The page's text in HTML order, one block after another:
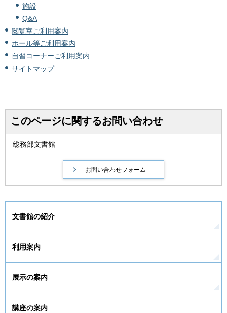
施設
Q&A
閲覧室ご利用案内
ホール等ご利用案内
自習コーナーご利用案内
サイトマップ
このページに関するお問い合わせ
総務部文書館
文書館の紹介
利用案内
展示の案内
講座の案内